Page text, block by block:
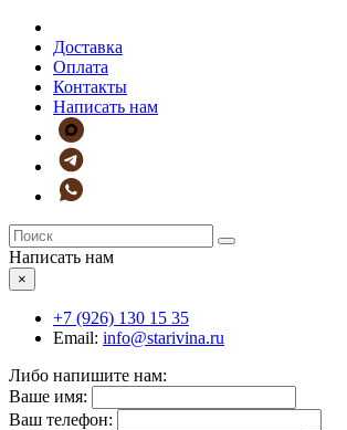
Доставка
Оплата
Контакты
Написать нам
Написать нам
×
+7 (926) 130 15 35
Email: info@starivina.ru
Либо напишите нам:
Ваше имя:
Ваш телефон: